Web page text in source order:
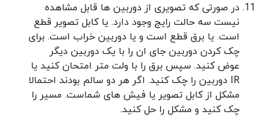
در صورتی که تصویری از دوربین ها قابل مشاهده
نیست سه حالت رایج وجود دارد. یا کابل تصویر قطع
است. یا برق قطع است و یا دوربین خراب است. برای
چک کردن دوربین جای ان را با یک دوربین دیگر
عوض کنید. سپس برق را با ولت متر امتحان کنید یا
IR دوربین را چک کنید. اگر هر دو سالم بودند احتمالا
مشکل از کابل تصویر یا فیش های شماست. مسیر را
چک کنید و مشکل را حل کنید.